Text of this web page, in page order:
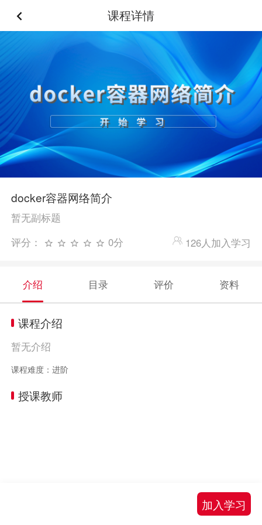
课程详情
docker容器网络简介
暂无副标题
评分：
0分 126人加入学习
介绍 目录 评价 资料
课程介绍
暂无介绍
课程难度：进阶
授课教师
加入学习